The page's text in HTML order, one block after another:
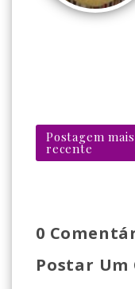
Postagem mais
recente
0
Postar